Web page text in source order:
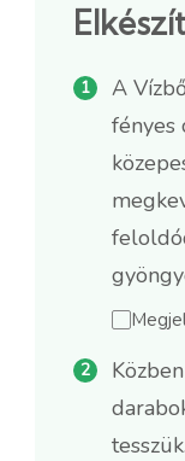
A
fényes